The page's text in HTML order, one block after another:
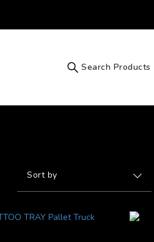
Search Products
Sort by